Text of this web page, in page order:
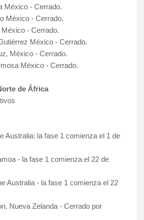
México - Cerrado.
México - Cerrado.
México - Cerrado.
México - Cerrado.
México - Cerrado.
México - Cerrado.
de África
Australia: la fase 1 comienza el 1 de
- la fase 1 comienza el 22 de
Australia - la fase 1 comienza el 22
Nueva Zelanda - Cerrado por